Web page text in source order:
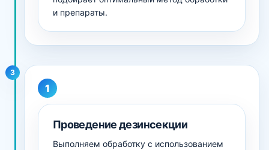
и препараты.
3
Проведение дезинсекции
Выполняем обработку с использованием